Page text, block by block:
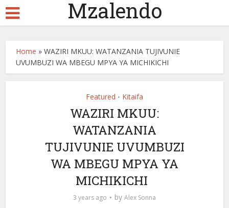
Mzalendo
Home »WAZIRI MKUU: WATANZANIA TUJIVUNIE
UVUMBUZI WA MBEGU MPYA YA MICHIKICHI
Featured • Kitaifa
WAZIRI MKUU:
WATANZANIA
TUJIVUNIE UVUMBUZI
WA MBEGU MPYA YA
MICHIKICHI
3 years ago by Alex Sonna